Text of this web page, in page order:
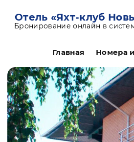
Отель «Яхт-клуб
Бронирование онлайн в
Главная Номера